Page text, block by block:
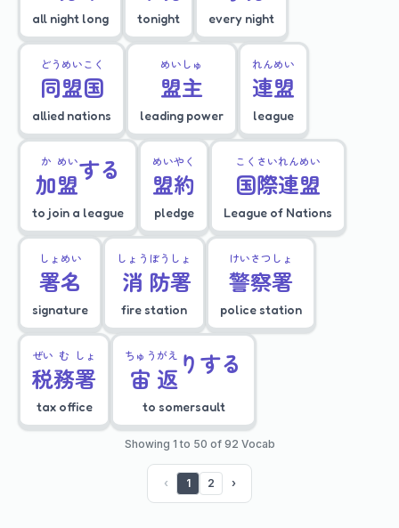
all night long tonight every night
同
どう
盟
めい
国
こく
allied nations
盟
めい
主
しゅ
leading power
連
れん
盟
めい
league
加
か
盟
めいする
to join a league
盟
めい
約
やく
pledge
国
こく
際
さい
連
れん
盟
めい
League of Nations
署
しょ
名
めい
signature
消
しょう
防
ぼう
署
しょ
fire station
警
けい
察
さつ
署
しょ
police station
税
ぜい
務
む
署
しょ
tax office
宙
ちゅう
返
がえ りする
to somersault
Showing 1 to 50 of 92 Vocab
‹ 1 2 ›